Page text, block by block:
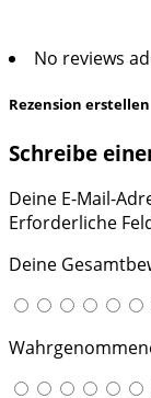
No reviews
Rezension erstellen
Schreibe
Deine E-Mail-
Erforderliche
Deine